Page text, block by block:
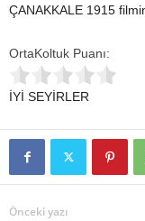
ÇANAKKALE 1915
OrtaKoltuk Puanı:
İYİ SEYİRLER
Önceki yazı